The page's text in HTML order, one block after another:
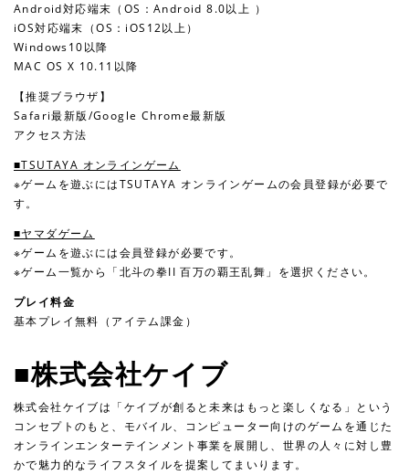
Android対応端末（OS：Android 8.0以上 ）
iOS対応端末（OS：iOS12以上）
Windows10以降
MAC OS X 10.11以降
【推奨ブラウザ】
Safari最新版/Google Chrome最新版
アクセス方法
■TSUTAYA オンラインゲーム
※ゲームを遊ぶにはTSUTAYA オンラインゲームの会員登録が必要で
す。
■ヤマダゲーム
※ゲームを遊ぶには会員登録が必要です。
※ゲーム一覧から「北斗の拳II 百万の覇王乱舞」を選択ください。
プレイ料金
基本プレイ無料（アイテム課金）
■株式会社ケイブ
株式会社ケイブは「ケイブが創ると未来はもっと楽しくなる」という
コンセプトのもと、モバイル、コンピューター向けのゲームを通じた
オンラインエンターテインメント事業を展開し、世界の人々に対し豊
かで魅力的なライフスタイルを提案してまいります。